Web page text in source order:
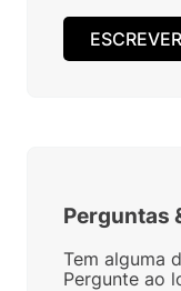
Perguntas
Tem alguma
Pergunte ao